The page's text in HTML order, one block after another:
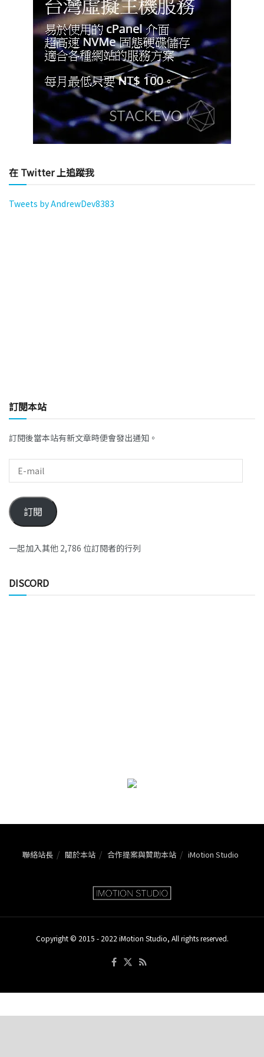
在 Twitter 上追蹤我
Tweets by AndrewDev8383
訂閱本站
訂閱後當本站有新文章時便會發出通知。
訂閱
一起加入其他 2,786 位訂閱者的行列
DISCORD
聯絡站長 關於本站 合作提案與贊助本站 iMotion Studio
Copyright © 2015 - 2022 iMotion Studio, All rights reserved.